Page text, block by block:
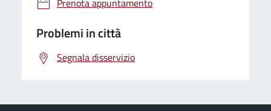
Problemi in città
Segnala disservizio